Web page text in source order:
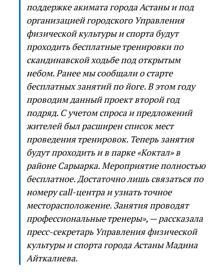
поддержке акимата города Астаны и под
организацией городского Управления
физической культуры и спорта будут
проходить бесплатные тренировки по
скандинавской ходьбе под открытым
небом. Ранее мы сообщали о старте
бесплатных занятий по йоге. В этом году
проводим данный проект второй год
подряд. С учетом спроса и предложений
жителей был расширен список мест
проведения тренировок. Теперь занятия
будут проходить и в парке «Коктал» в
районе Сарыарка. Мероприятие полностью
бесплатное. Достаточно лишь связаться по
номеру call-центра и узнать точное
месторасположение. Занятия проводят
профессиональные тренеры», — рассказала
пресс-секретарь Управления физической
культуры и спорта города Астаны Мадина
Айткалиева.